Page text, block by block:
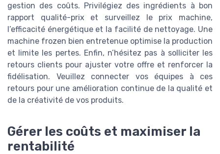
gestion des coûts. Privilégiez des ingrédients à bon
rapport qualité-prix et surveillez le prix machine,
l’efficacité énergétique et la facilité de nettoyage. Une
machine frozen bien entretenue optimise la production
et limite les pertes. Enfin, n’hésitez pas à solliciter les
retours clients pour ajuster votre offre et renforcer la
fidélisation. Veuillez connecter vos équipes à ces
retours pour une amélioration continue de la qualité et
de la créativité de vos produits.
Gérer les coûts et maximiser la
rentabilité